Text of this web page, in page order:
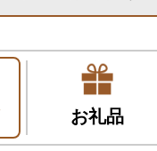
お礼品